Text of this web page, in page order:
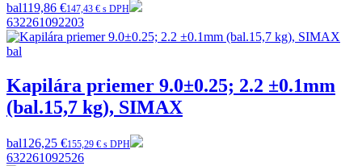
bal119,86 €147,43 € s DPH
632261092203
Kapilára priemer 9.0±0.25; 2.2 ±0.1mm
(bal.15,7 kg), SIMAX
bal126,25 €155,29 € s DPH
632261092526